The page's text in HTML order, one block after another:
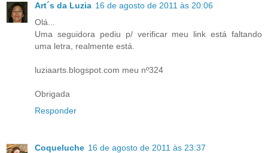
Art´s da Luzia 16 de agosto de 2011 às 20:06
Olá...
Uma seguidora pediu p/ verificar meu link está faltando
uma letra, realmente está.
luziaarts.blogspot.com meu nº324
Obrigada
Responder
Coqueluche 16 de agosto de 2011 às 23:37